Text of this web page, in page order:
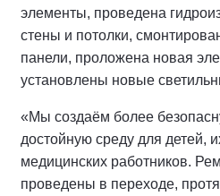
элементы, проведена
стены и потолки,
панели, проложена новая
установлены новые
«Мы создаём более
достойную среду для детей,
медицинских работников.
проведены в переходе,